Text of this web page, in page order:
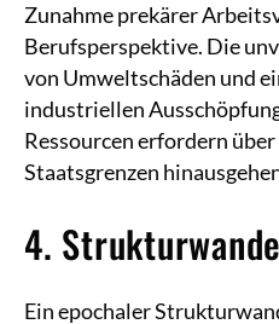
Zunahme prekärer
Berufsperspektive. Die
von Umweltschäden und
industriellen
Ressourcen erfordern
Staatsgrenzen
4.
Ein epochaler